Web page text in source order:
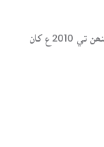
سنڌسلامت ڪتاب گهر ھڪ آن لائين لائبريري آھي، جنھن تي 2010ع کان